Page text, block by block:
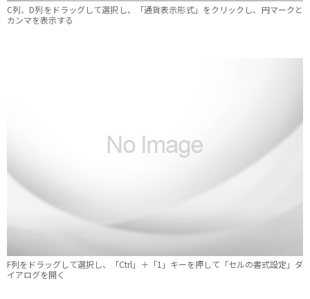
C列、D列をドラッグして選択し、「通貨表示形式」をクリックし、円マークと
カンマを表示する
F列をドラッグして選択し、「Ctrl」＋「1」キーを押して「セルの書式設定」ダ
イアログを開く